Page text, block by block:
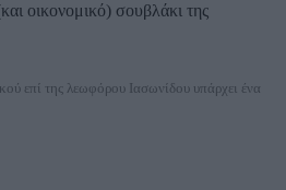
οικονομικό) σουβλάκι της
επί της λεωφόρου Ιασωνίδου υπάρχει ένα